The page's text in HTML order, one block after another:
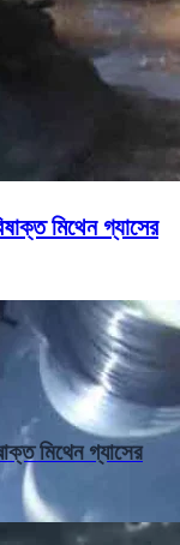
মিথেন গ্যাসের
মিথেন গ্যাসের